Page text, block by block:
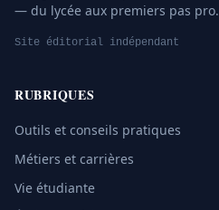
— du lycée aux premiers pas pro.
Site éditorial indépendant
RUBRIQUES
Outils et conseils pratiques
Métiers et carrières
Vie étudiante